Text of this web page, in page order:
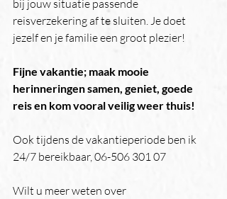
bij jouw situatie passende
reisverzekering af te sluiten. Je doet
jezelf en je familie een groot plezier!
Fijne vakantie; maak mooie
herinneringen samen, geniet, goede
reis en kom vooral veilig weer thuis!
Ook tijdens de vakantieperiode ben ik
24/7 bereikbaar, 06-506 301 07
Wilt u meer weten over